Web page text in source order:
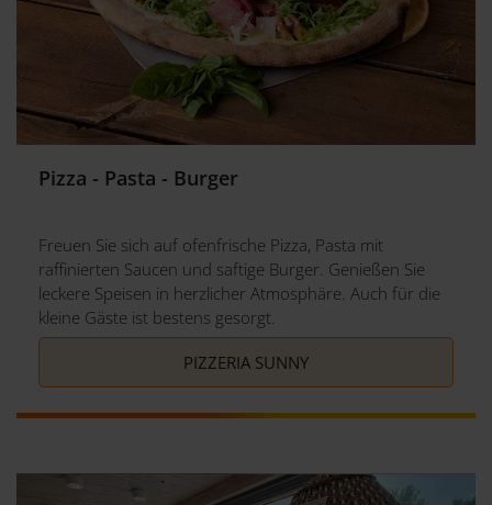
Pizza - Pasta - Burger
Freuen Sie sich auf ofenfrische Pizza, Pasta mit
raffinierten Saucen und saftige Burger. Genießen Sie
leckere Speisen in herzlicher Atmosphäre. Auch für die
kleine Gäste ist bestens gesorgt.
PIZZERIA SUNNY